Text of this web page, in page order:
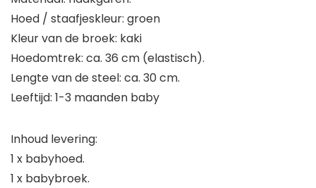
Hoed / staafjeskleur: groen
Kleur van de broek: kaki
Hoedomtrek: ca. 36 cm (elastisch).
Lengte van de steel: ca. 30 cm.
Leeftijd: 1-3 maanden baby
Inhoud levering:
1 x babyhoed.
1 x babybroek.